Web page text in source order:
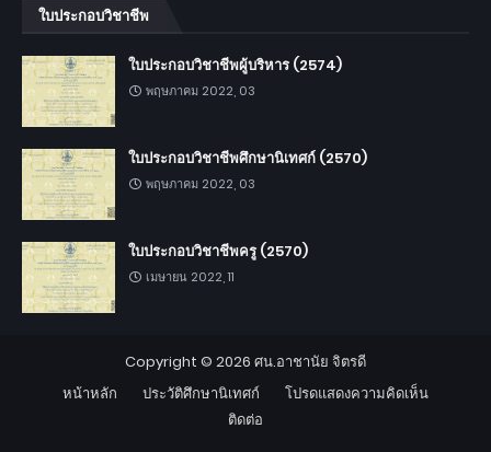
ใบประกอบวิชาชีพ
ใบประกอบวิชาชีพผู้บริหาร (2574)
พฤษภาคม 2022, 03
ใบประกอบวิชาชีพศึกษานิเทศก์ (2570)
พฤษภาคม 2022, 03
ใบประกอบวิชาชีพครู (2570)
เมษายน 2022, 11
Copyright © 2026 ศน.อาชานัย จิตรดี
หน้าหลัก
ประวัติศึกษานิเทศก์
โปรดแสดงความคิดเห็น
ติดต่อ